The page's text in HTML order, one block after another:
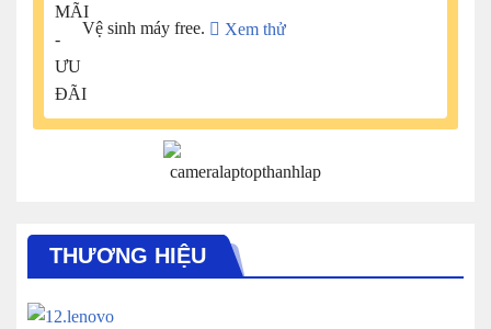
Vệ sinh máy free. Xem thử
THƯƠNG HIỆU